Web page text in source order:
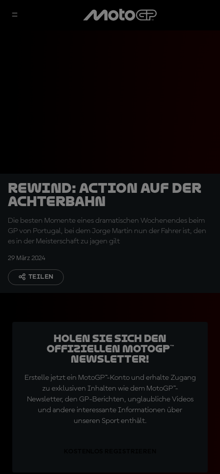
REWIND: Action auf der
Achterbahn
Die besten Momente eines dramatischen Wochenendes beim
GP von Portugal, bei dem Jorge Martin nun der Fahrer ist, den
es in der Meisterschaft zu jagen gilt
29 März 2024
TEILEN
Holen Sie sich den
offiziellen MotoGP™
Newsletter!
Erstelle jetzt ein MotoGP™-Konto und erhalte Zugang
zu exklusiven Inhalten wie dem MotoGP™-
Newsletter, den GP-Berichten, unglaubliche Videos
und andere interessante Informationen über
unseren Sport enthält.